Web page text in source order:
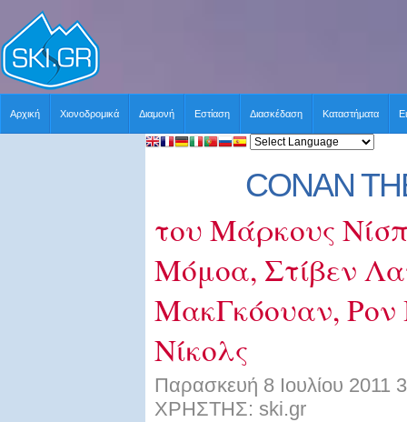
Αρχική Χιονοδρομικά Διαμονή Εστίαση Διασκέδαση Καταστήματα
CONAN
του Μάρκους
Μόμοα, Στίβεν
ΜακΓκόουαν, Ρον
Νίκολς
Παρασκευή 8 Ιουλίου 2011
ΧΡΗΣΤΗΣ: ski.gr